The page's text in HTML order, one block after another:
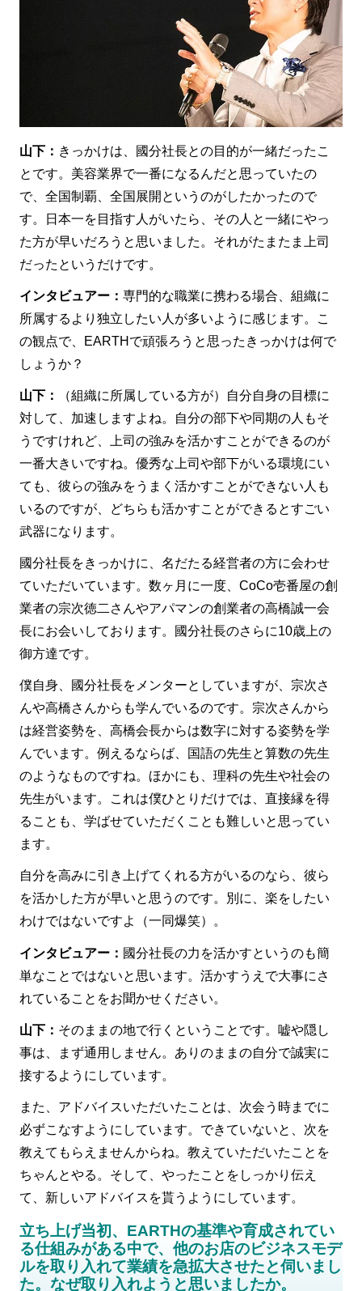
山下： きっかけは、國分社長との目的が一緒だったこ
とです。美容業界で一番になるんだと思っていたの
で、全国制覇、全国展開というのがしたかったので
す。日本一を目指す人がいたら、その人と一緒にやっ
た方が早いだろうと思いました。それがたまたま上司
だったというだけです。
インタビュアー：専門的な職業に携わる場合、組織に
所属するより独立したい人が多いように感じます。こ
の観点で、EARTHで頑張ろうと思ったきっかけは何で
しょうか？
山下：
（組織に所属している方が）自分自身の目標に
対して、加速しますよね。自分の部下や同期の人もそ
うですけれど、上司の強みを活かすことができるのが
一番大きいですね。優秀な上司や部下がいる環境にい
ても、彼らの強みをうまく活かすことができない人も
いるのですが、どちらも活かすことができるとすごい
武器になります。
國分社長をきっかけに、名だたる経営者の方に会わせ
ていただいています。数ヶ月に一度、CoCo壱番屋の創
業者の宗次徳二さんやアパマンの創業者の高橋誠一会
長にお会いしております。國分社長のさらに10歳上の
御方達です。
僕自身、國分社長をメンターとしていますが、宗次さ
んや高橋さんからも学んでいるのです。宗次さんから
は経営姿勢を、高橋会長からは数字に対する姿勢を学
んでいます。例えるならば、国語の先生と算数の先生
のようなものですね。ほかにも、理科の先生や社会の
先生がいます。これは僕ひとりだけでは、直接縁を得
ることも、学ばせていただくことも難しいと思ってい
ます。
自分を高みに引き上げてくれる方がいるのなら、彼ら
を活かした方が早いと思うのです。別に、楽をしたい
わけではないですよ（一同爆笑）。
インタビュアー： 國分社長の力を活かすというのも簡
単なことではないと思います。活かすうえで大事にさ
れていることをお聞かせください。
山下： そのままの地で行くということです。嘘や隠し
事は、まず通用しません。ありのままの自分で誠実に
接するようにしています。
また、アドバイスいただいたことは、次会う時までに
必ずこなすようにしています。できていないと、次を
教えてもらえませんからね。教えていただいたことを
ちゃんとやる。そして、やったことをしっかり伝え
て、新しいアドバイスを貰うようにしています。
立ち上げ当初、EARTHの基準や育成されてい
る仕組みがある中で、他のお店のビジネスモデ
ルを取り入れて業績を急拡大させたと伺いまし
た。なぜ取り入れようと思いましたか。